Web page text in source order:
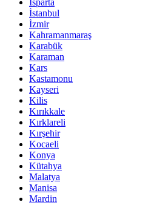
Isparta
İstanbul
İzmir
Kahramanmaraş
Karabük
Karaman
Kars
Kastamonu
Kayseri
Kilis
Kırıkkale
Kırklareli
Kırşehir
Kocaeli
Konya
Kütahya
Malatya
Manisa
Mardin